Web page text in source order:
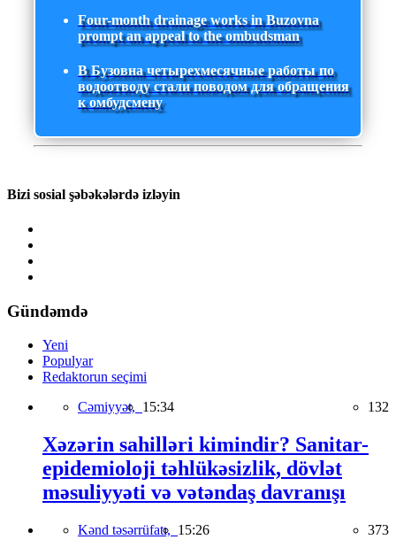
Four-month drainage works in Buzovna
prompt an appeal to the ombudsman
В Бузовна четырехмесячные работы по
водоотводу стали поводом для обращения
к омбудсмену
Bizi sosial şəbəkələrdə izləyin
Gündəmdə
Yeni
Populyar
Redaktorun seçimi
Cəmiyyət, 15:34 132
Xəzərin sahilləri kimindir? Sanitar-
epidemioloji təhlükəsizlik, dövlət
məsuliyyəti və vətəndaş davranışı
Kənd təsərrüfatı, 15:26 373